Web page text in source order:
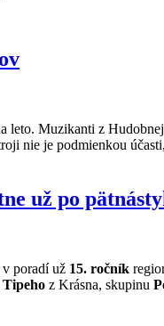
leto. Muzikanti z
nie je podmienkou
už po
v poradí už 15. ročník
Tipeho z Krásna, skupinu